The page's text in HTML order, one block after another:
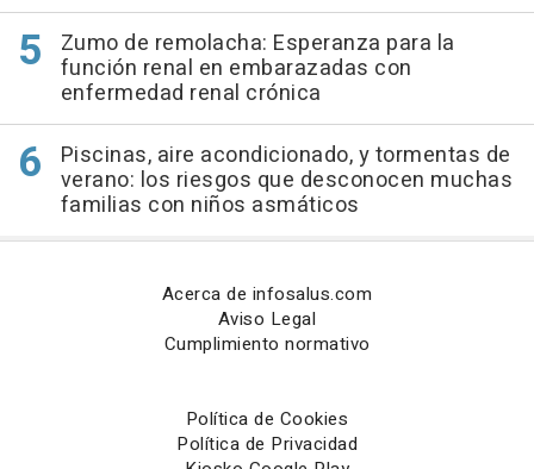
Zumo de remolacha: Esperanza para la
función renal en embarazadas con
enfermedad renal crónica
Piscinas, aire acondicionado, y tormentas de
verano: los riesgos que desconocen muchas
familias con niños asmáticos
Acerca de infosalus.com
Aviso Legal
Cumplimiento normativo
Política de Cookies
Política de Privacidad